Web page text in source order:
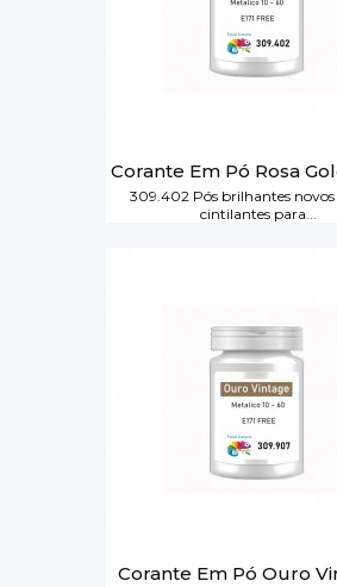
Corante Em Pó Rosa
309.402 Pós brilhantes novos
cintilantes para...
Corante Em Pó Ouro